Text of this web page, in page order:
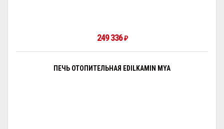
249 336 ₽
ПЕЧЬ ОТОПИТЕЛЬНАЯ EDILKAMIN MYA